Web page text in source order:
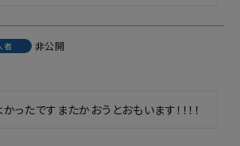
者
非公開
ったですまたかおうとおもいます！！！！